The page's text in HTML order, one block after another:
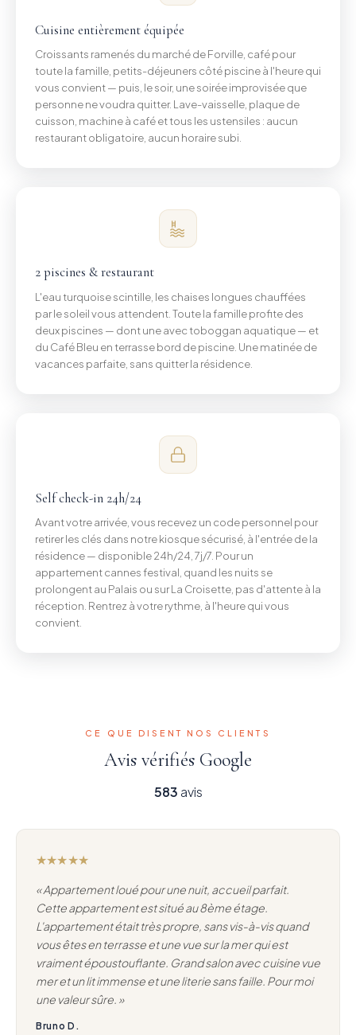
Cuisine entièrement équipée
Croissants ramenés du marché de Forville, café pour
toute la famille, petits-déjeuners côté piscine à l'heure qui
vous convient — puis, le soir, une soirée improvisée que
personne ne voudra quitter. Lave-vaisselle, plaque de
cuisson, machine à café et tous les ustensiles : aucun
restaurant obligatoire, aucun horaire subi.
2 piscines & restaurant
L'eau turquoise scintille, les chaises longues chauffées
par le soleil vous attendent. Toute la famille profite des
deux piscines — dont une avec toboggan aquatique — et
du Café Bleu en terrasse bord de piscine. Une matinée de
vacances parfaite, sans quitter la résidence.
Self check-in 24h/24
Avant votre arrivée, vous recevez un code personnel pour
retirer les clés dans notre kiosque sécurisé, à l'entrée de la
résidence — disponible 24h/24, 7j/7. Pour un
appartement cannes festival, quand les nuits se
prolongent au Palais ou sur La Croisette, pas d'attente à la
réception. Rentrez à votre rythme, à l'heure qui vous
convient.
CE QUE DISENT NOS CLIENTS
Avis vérifiés Google
583 avis
★★★★★
« Appartement loué pour une nuit, accueil parfait.
Cette appartement est situé au 8ème étage.
L'appartement était très propre, sans vis-à-vis quand
vous êtes en terrasse et une vue sur la mer qui est
vraiment époustouflante. Grand salon avec cuisine vue
mer et un lit immense et une literie sans faille. Pour moi
une valeur sûre. »
Bruno D.